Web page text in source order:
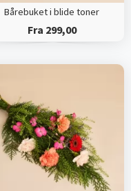
Bårebuket i blide toner
Fra 299,00